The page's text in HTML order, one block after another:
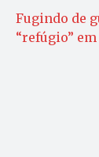
Fugindo de
“refúgio”